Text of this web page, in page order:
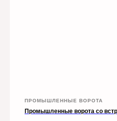
ПРОМЫШЛЕННЫЕ ВОРОТА
Промышленные ворота со